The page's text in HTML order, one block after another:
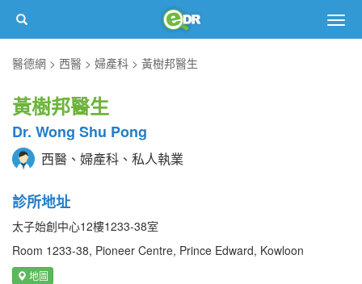
醫德網
西醫 婦產科 黃樹邦醫生
黃樹邦醫生
Dr. Wong Shu Pong
西醫、婦產科、私人執業
診所地址
太子始創中心12樓1233-38室
Room 1233-38, Pioneer Centre, Prince Edward, Kowloon
地圖